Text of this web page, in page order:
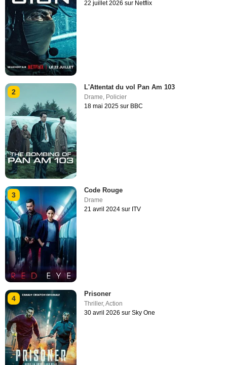
22 juillet 2026 sur Netflix
2
L'Attentat du vol Pan Am 103
Drame, Policier
18 mai 2025 sur BBC
3
Code Rouge
Drame
21 avril 2024 sur ITV
4
Prisoner
Thriller,Action
30 avril 2026 sur Sky One